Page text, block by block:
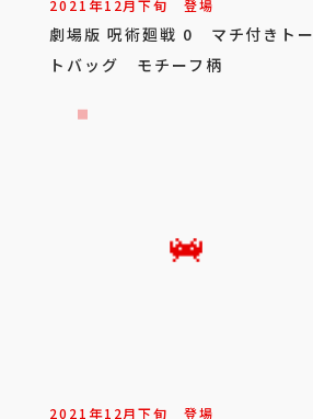
2021年12月下旬 登場
劇場版 呪術廻戦 0 マチ付きトー
トバッグ モチーフ柄
2021年12月下旬 登場